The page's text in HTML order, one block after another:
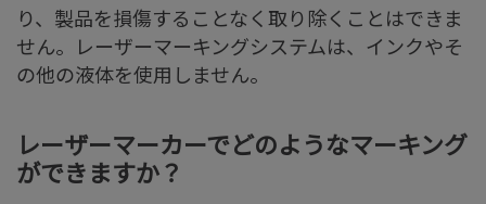
り、製品を損傷することなく取り除くことはできま
せん。レーザーマーキングシステムは、インクやそ
の他の液体を使用しません。
レーザーマーカーでどのようなマーキング
ができますか？